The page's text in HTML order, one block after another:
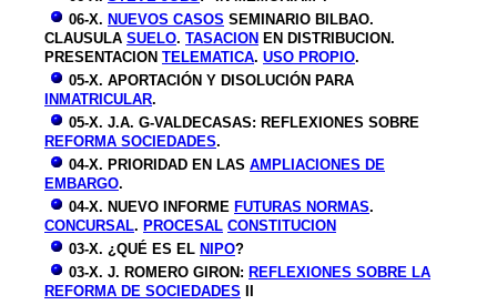
06-X. NUEVOS CASOS SEMINARIO BILBAO.
CLAUSULA SUELO. TASACION EN DISTRIBUCION.
PRESENTACION TELEMATICA. USO PROPIO.
05-X. APORTACIÓN Y DISOLUCIÓN PARA
INMATRICULAR.
05-X. J.A. G-VALDECASAS: REFLEXIONES SOBRE
REFORMA SOCIEDADES.
04-X. PRIORIDAD EN LAS AMPLIACIONES DE
EMBARGO.
04-X. NUEVO INFORME FUTURAS NORMAS.
CONCURSAL. PROCESAL CONSTITUCION
03-X. ¿QUÉ ES EL NIPO?
03-X. J. ROMERO GIRON: REFLEXIONES SOBRE LA
REFORMA DE SOCIEDADES